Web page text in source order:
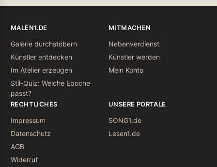
MALEN1.DE
Galerie durchstöbern
Künstler entdecken
Im Atelier erzeugen
Stil-Quiz: Welche Epoche
passt?
MITMACHEN
Nebenverdienst
Künstler werden
Mein Konto
RECHTLICHES
Impressum
Datenschutz
AGB
Widerruf
UNSERE PORTALE
SONG1.de
Lesen1.de